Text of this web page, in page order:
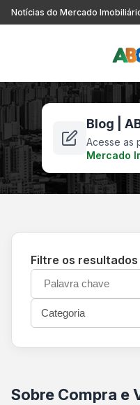
Notícias do Mercado
Blog |
Acesse as
Mercado
Filtre os resultados
Sobre Compra e